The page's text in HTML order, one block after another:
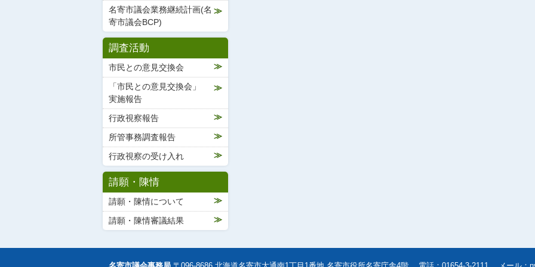
名寄市議会業務継続計画(名
寄市議会BCP)
調査活動
市民との意見交換会
「市民との意見交換会」
実施報告
行政視察報告
所管事務調査報告
行政視察の受け入れ
請願・陳情
請願・陳情について
請願・陳情審議結果